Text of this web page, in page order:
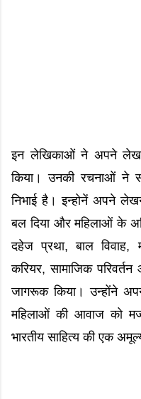
इन लेखिकाओं ने अपने
किया। उनकी रचनाओं ने
निभाई है। इन्होनें अपने
बल दिया और महिलाओं के
दहेज प्रथा, बाल विवाह,
करियर, सामाजिक
जागरूक किया। उन्होंने
महिलाओं की आवाज को
भारतीय साहित्य की एक